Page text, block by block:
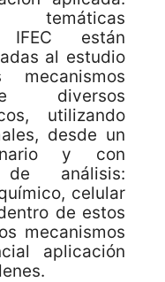
temáticas
están
al estudio
diversos
utilizando
desde un
y con
análisis:
celular
de estos
mecanismos
aplicación